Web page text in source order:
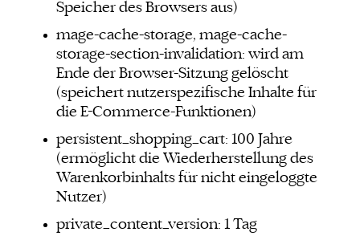
Speicher des Browsers aus)
mage-cache-storage, mage-cache-
storage-section-invalidation: wird am
Ende der Browser-Sitzung gelöscht
(speichert nutzerspezifische Inhalte für
die E-Commerce-Funktionen)
persistent_shopping_cart: 100 Jahre
(ermöglicht die Wiederherstellung des
Warenkorbinhalts für nicht eingeloggte
Nutzer)
private_content_version: 1 Tag